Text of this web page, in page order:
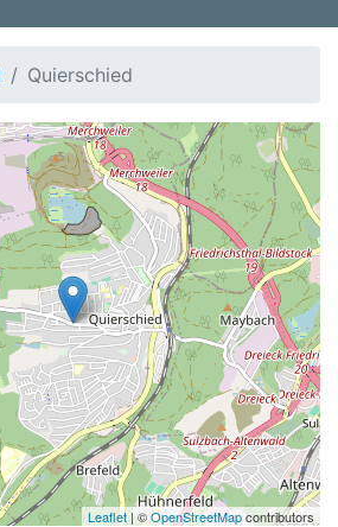
Quierschied
Leaflet | ©OpenStreetMapcontributors